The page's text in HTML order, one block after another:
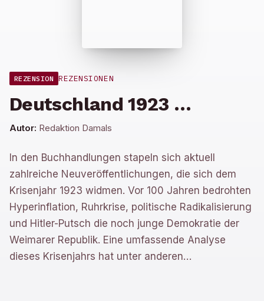
REZENSION REZENSIONEN
Deutschland 1923 …
Autor: Redaktion Damals
In den Buchhandlungen stapeln sich aktuell
zahlreiche Neuveröffentlichungen, die sich dem
Krisenjahr 1923 widmen. Vor 100 Jahren bedrohten
Hyperinflation, Ruhrkrise, politische Radikalisierung
und Hitler-Putsch die noch junge Demokratie der
Weimarer Republik. Eine umfassende Analyse
dieses Krisenjahrs hat unter anderen…